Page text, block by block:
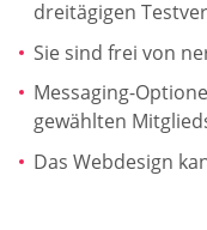
dreitägigen
Sie sind frei von
Messaging-
gewählten
Das Webdesign